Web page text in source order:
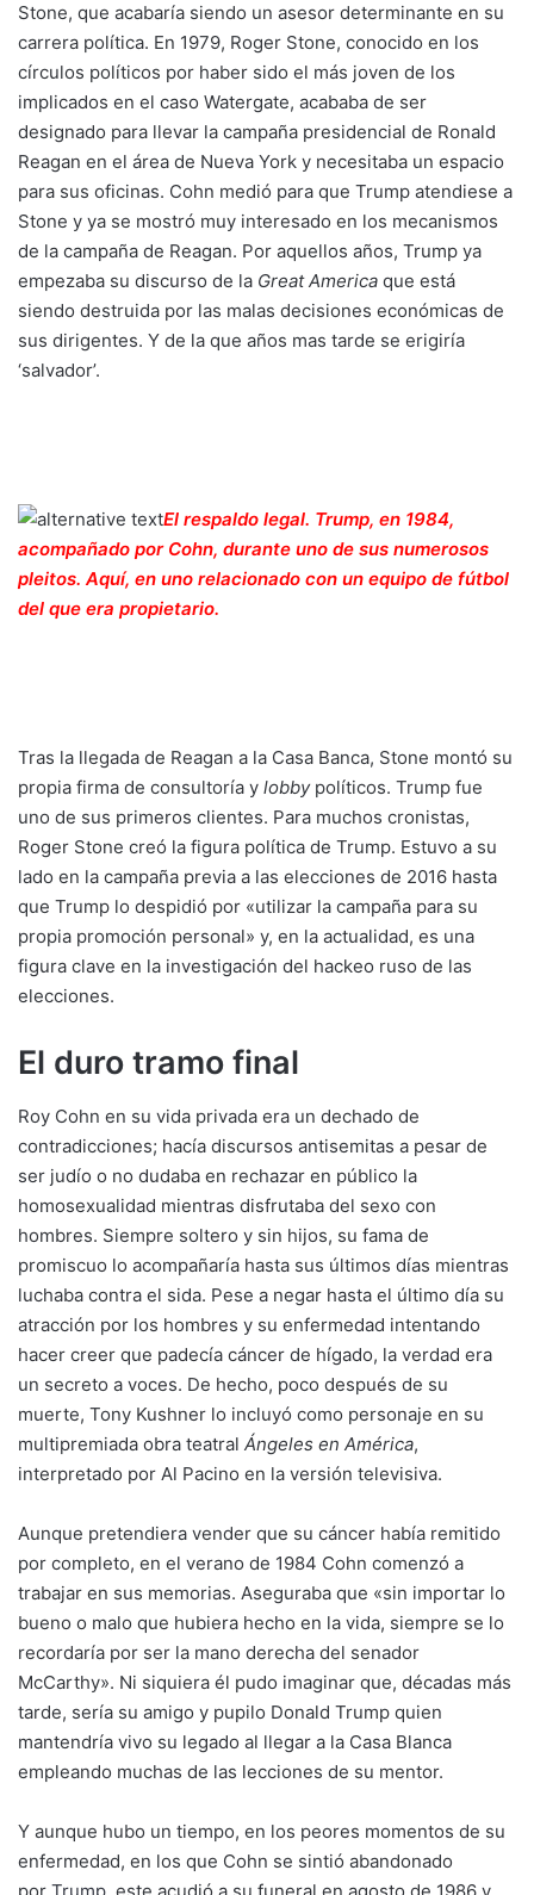
Stone, que acabaría siendo un asesor determinante en su
carrera política. En 1979, Roger Stone, conocido en los
círculos políticos por haber sido el más joven de los
implicados en el caso Watergate, acababa de ser
designado para llevar la campaña presidencial de Ronald
Reagan en el área de Nueva York y necesitaba un espacio
para sus oficinas. Cohn medió para que Trump atendiese a
Stone y ya se mostró muy interesado en los mecanismos
de la campaña de Reagan. Por aquellos años, Trump ya
empezaba su discurso de la Great America que está
siendo destruida por las malas decisiones económicas de
sus dirigentes. Y de la que años mas tarde se erigiría
‘salvador’.
El respaldo legal. Trump, en 1984,
acompañado por Cohn, durante uno de sus numerosos
pleitos. Aquí, en uno relacionado con un equipo de fútbol
del que era propietario.
Tras la llegada de Reagan a la Casa Banca, Stone montó su
propia firma de consultoría y lobbypolíticos. Trump fue
uno de sus primeros clientes. Para muchos cronistas,
Roger Stone creó la figura política de Trump. Estuvo a su
lado en la campaña previa a las elecciones de 2016 hasta
que Trump lo despidió por «utilizar la campaña para su
propia promoción personal» y, en la actualidad, es una
figura clave en la investigación del hackeo ruso de las
elecciones.
El duro tramo final
Roy Cohn en su vida privada era un dechado de
contradicciones; hacía discursos antisemitas a pesar de
ser judío o no dudaba en rechazar en público la
homosexualidad mientras disfrutaba del sexo con
hombres. Siempre soltero y sin hijos, su fama de
promiscuo lo acompañaría hasta sus últimos días mientras
luchaba contra el sida. Pese a negar hasta el último día su
atracción por los hombres y su enfermedad intentando
hacer creer que padecía cáncer de hígado, la verdad era
un secreto a voces. De hecho, poco después de su
muerte, Tony Kushner lo incluyó como personaje en su
multipremiada obra teatral Ángeles en América,
interpretado por Al Pacino en la versión televisiva.
Aunque pretendiera vender que su cáncer había remitido
por completo, en el verano de 1984 Cohn comenzó a
trabajar en sus memorias. Aseguraba que «sin importar lo
bueno o malo que hubiera hecho en la vida, siempre se lo
recordaría por ser la mano derecha del senador
McCarthy». Ni siquiera él pudo imaginar que, décadas más
tarde, sería su amigo y pupilo Donald Trump quien
mantendría vivo su legado al llegar a la Casa Blanca
empleando muchas de las lecciones de su mentor.
Y aunque hubo un tiempo, en los peores momentos de su
enfermedad, en los que Cohn se sintió abandonado
por Trump , este acudió a su funeral en agosto de 1986 y,